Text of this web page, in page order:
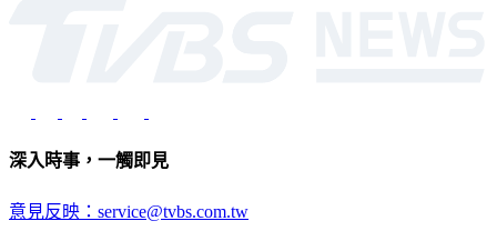
深入時事，一觸即見
意見反映：service@tvbs.com.tw